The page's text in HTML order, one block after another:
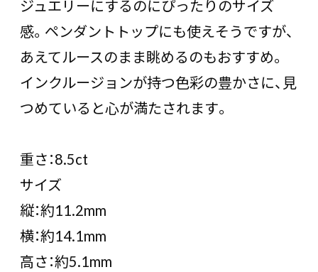
ジュエリーにするのにぴったりのサイズ
感。ペンダントトップにも使えそうですが、
あえてルースのまま眺めるのもおすすめ。
インクルージョンが持つ色彩の豊かさに、見
つめていると心が満たされます。
重さ：8.5ct
サイズ
縦：約11.2mm
横：約14.1mm
高さ：約5.1mm